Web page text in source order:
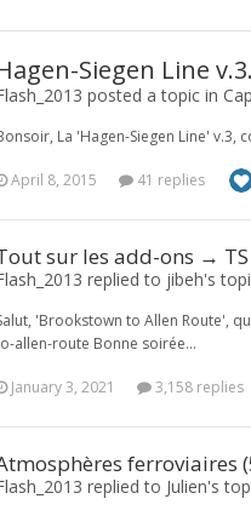
Siegen Line
posted a topic in
La 'Hagen-Siegen Line' v.3,
April 8, 2015 41 replies
sur les add-ons → TS
replied to jibeh's
'Brookstown to Allen Route',
allen-route Bonne soirée...
January 3, 2021 3,158 replies
ferroviaires
replied to Julien's